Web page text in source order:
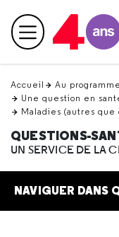
en
haut Menu principal
Accueil Au programme
Une question en
Maladies (autres que
QUESTIONS-
UN SERVICE DE LA
NAVIGUER DANS